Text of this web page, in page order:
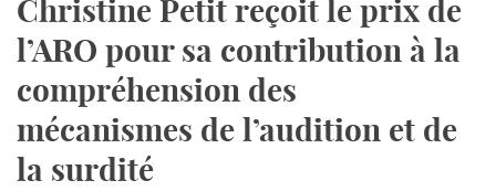
Christine Petit reçoit le prix de
l’ARO pour sa contribution à la
compréhension des
mécanismes de l’audition et de
la surdité